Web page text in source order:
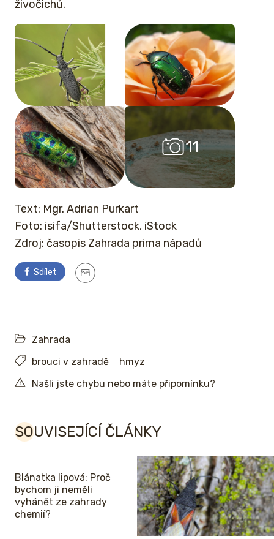
živočichů.
11
Text: Mgr. Adrian Purkart
Foto: isifa/Shutterstock, iStock
Zdroj: časopis Zahrada prima nápadů
Sdílet
Zahrada
brouci v zahradě
hmyz
Našli jste chybu nebo máte připomínku?
SOUVISEJÍCÍ ČLÁNKY
Blánatka lipová: Proč
bychom ji neměli
vyhánět ze zahrady
chemií?